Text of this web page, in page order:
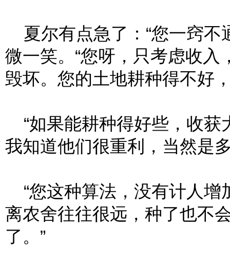
夏尔有点急了：“您一窍不
微一笑。“您呀，只考虑收
毁坏。您的土地耕种得不好
“如果能耕种得好些，收获
我知道他们很重利，当然是
“您这种算法，没有计人增
离农舍往往很远，种了也不
了。”